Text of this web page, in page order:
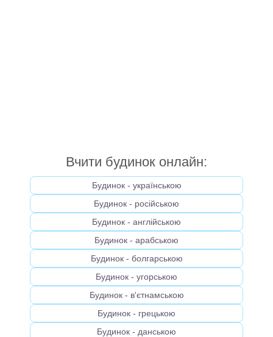
Вчити будинок онлайн:
Будинок - українською
Будинок - російською
Будинок - англійською
Будинок - арабською
Будинок - болгарською
Будинок - угорською
Будинок - в'єтнамською
Будинок - грецькою
Будинок - данською